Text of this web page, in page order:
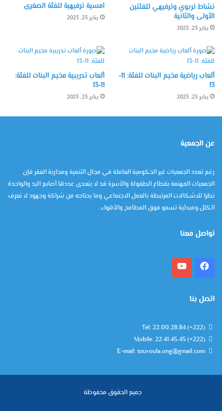
نشاط تربوي وترفيهي للفئتين
الأولى والثانية
يناير 23, 2023
امسية ترفيهية للفئة الصغرى
يناير 23, 2023
ألعاب رياضية مخيم البنات للفئة: 11-
13
يناير 23, 2023
ألعاب تدريبية مخيم البنات للفئة:
11-13
يناير 23, 2023
عن الجمعية
رغم تعدد الجمعيات غير الحكومية العاملة في مجال التنمية ومحاربة الفقر فإن
الجمعيات المهتمة بقطاع الطفولة والأسرة قد لا يتعدى عددها أصابع اليد والواحدة
نظرا للاشكالات المرتبطة بالعمل الاجتماعي وما يحتاجه من شراكة وجهود لا تعرف
الكلل،ومبدئية تسمو فوق المطامح والأهواء..
تواصل معنا
فيسبوكيوتيوب
اتصل بنا
جميع الحقوق محفوظة